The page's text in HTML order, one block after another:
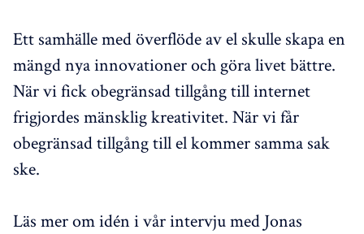
Ett samhälle med överflöde av el skulle skapa en
mängd nya innovationer och göra livet bättre.
När vi fick obegränsad tillgång till internet
frigjordes mänsklig kreativitet. När vi får
obegränsad tillgång till el kommer samma sak
ske.
Läs mer om idén i vår intervju med Jonas